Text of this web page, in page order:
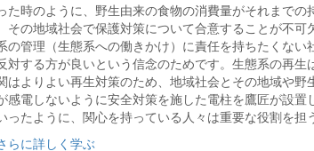
時のように、野生由来の食物の消費量がそれまでの
の地域社会で保護対策について合意することが不可
管理（生態系への働きかけ）に責任を持ちたくない
する方が良いという信念のためです。生態系の再
よりよい再生対策のため、地域社会とその地域や野
電しないように安全対策を施した電柱を鷹匠が設置
たように、関心を持っている人々は重要な役割を担
らに詳しく学ぶ